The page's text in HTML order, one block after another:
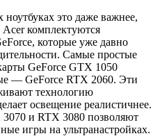
это даже важнее,
комплектуются
которые уже давно
Самые простые
GeForce GTX 1050
— GeForce RTX 2060. Эти
технологию
освещение реалистичнее.
и RTX 3080 позволяют
игры на ультранастройках.